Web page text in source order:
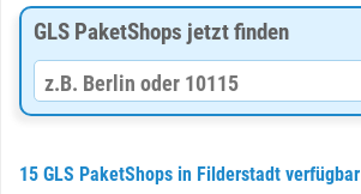
GLS PaketShops jetzt finden
15 GLS PaketShops in Filderstadt verfügbar